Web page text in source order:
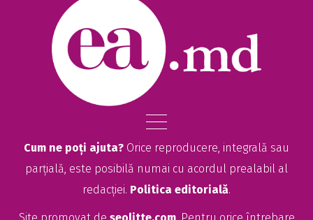
Cum ne poți ajuta? Orice reproducere, integrală sau
parțială, este posibilă numai cu acordul prealabil al
redacției. Politica editorială.